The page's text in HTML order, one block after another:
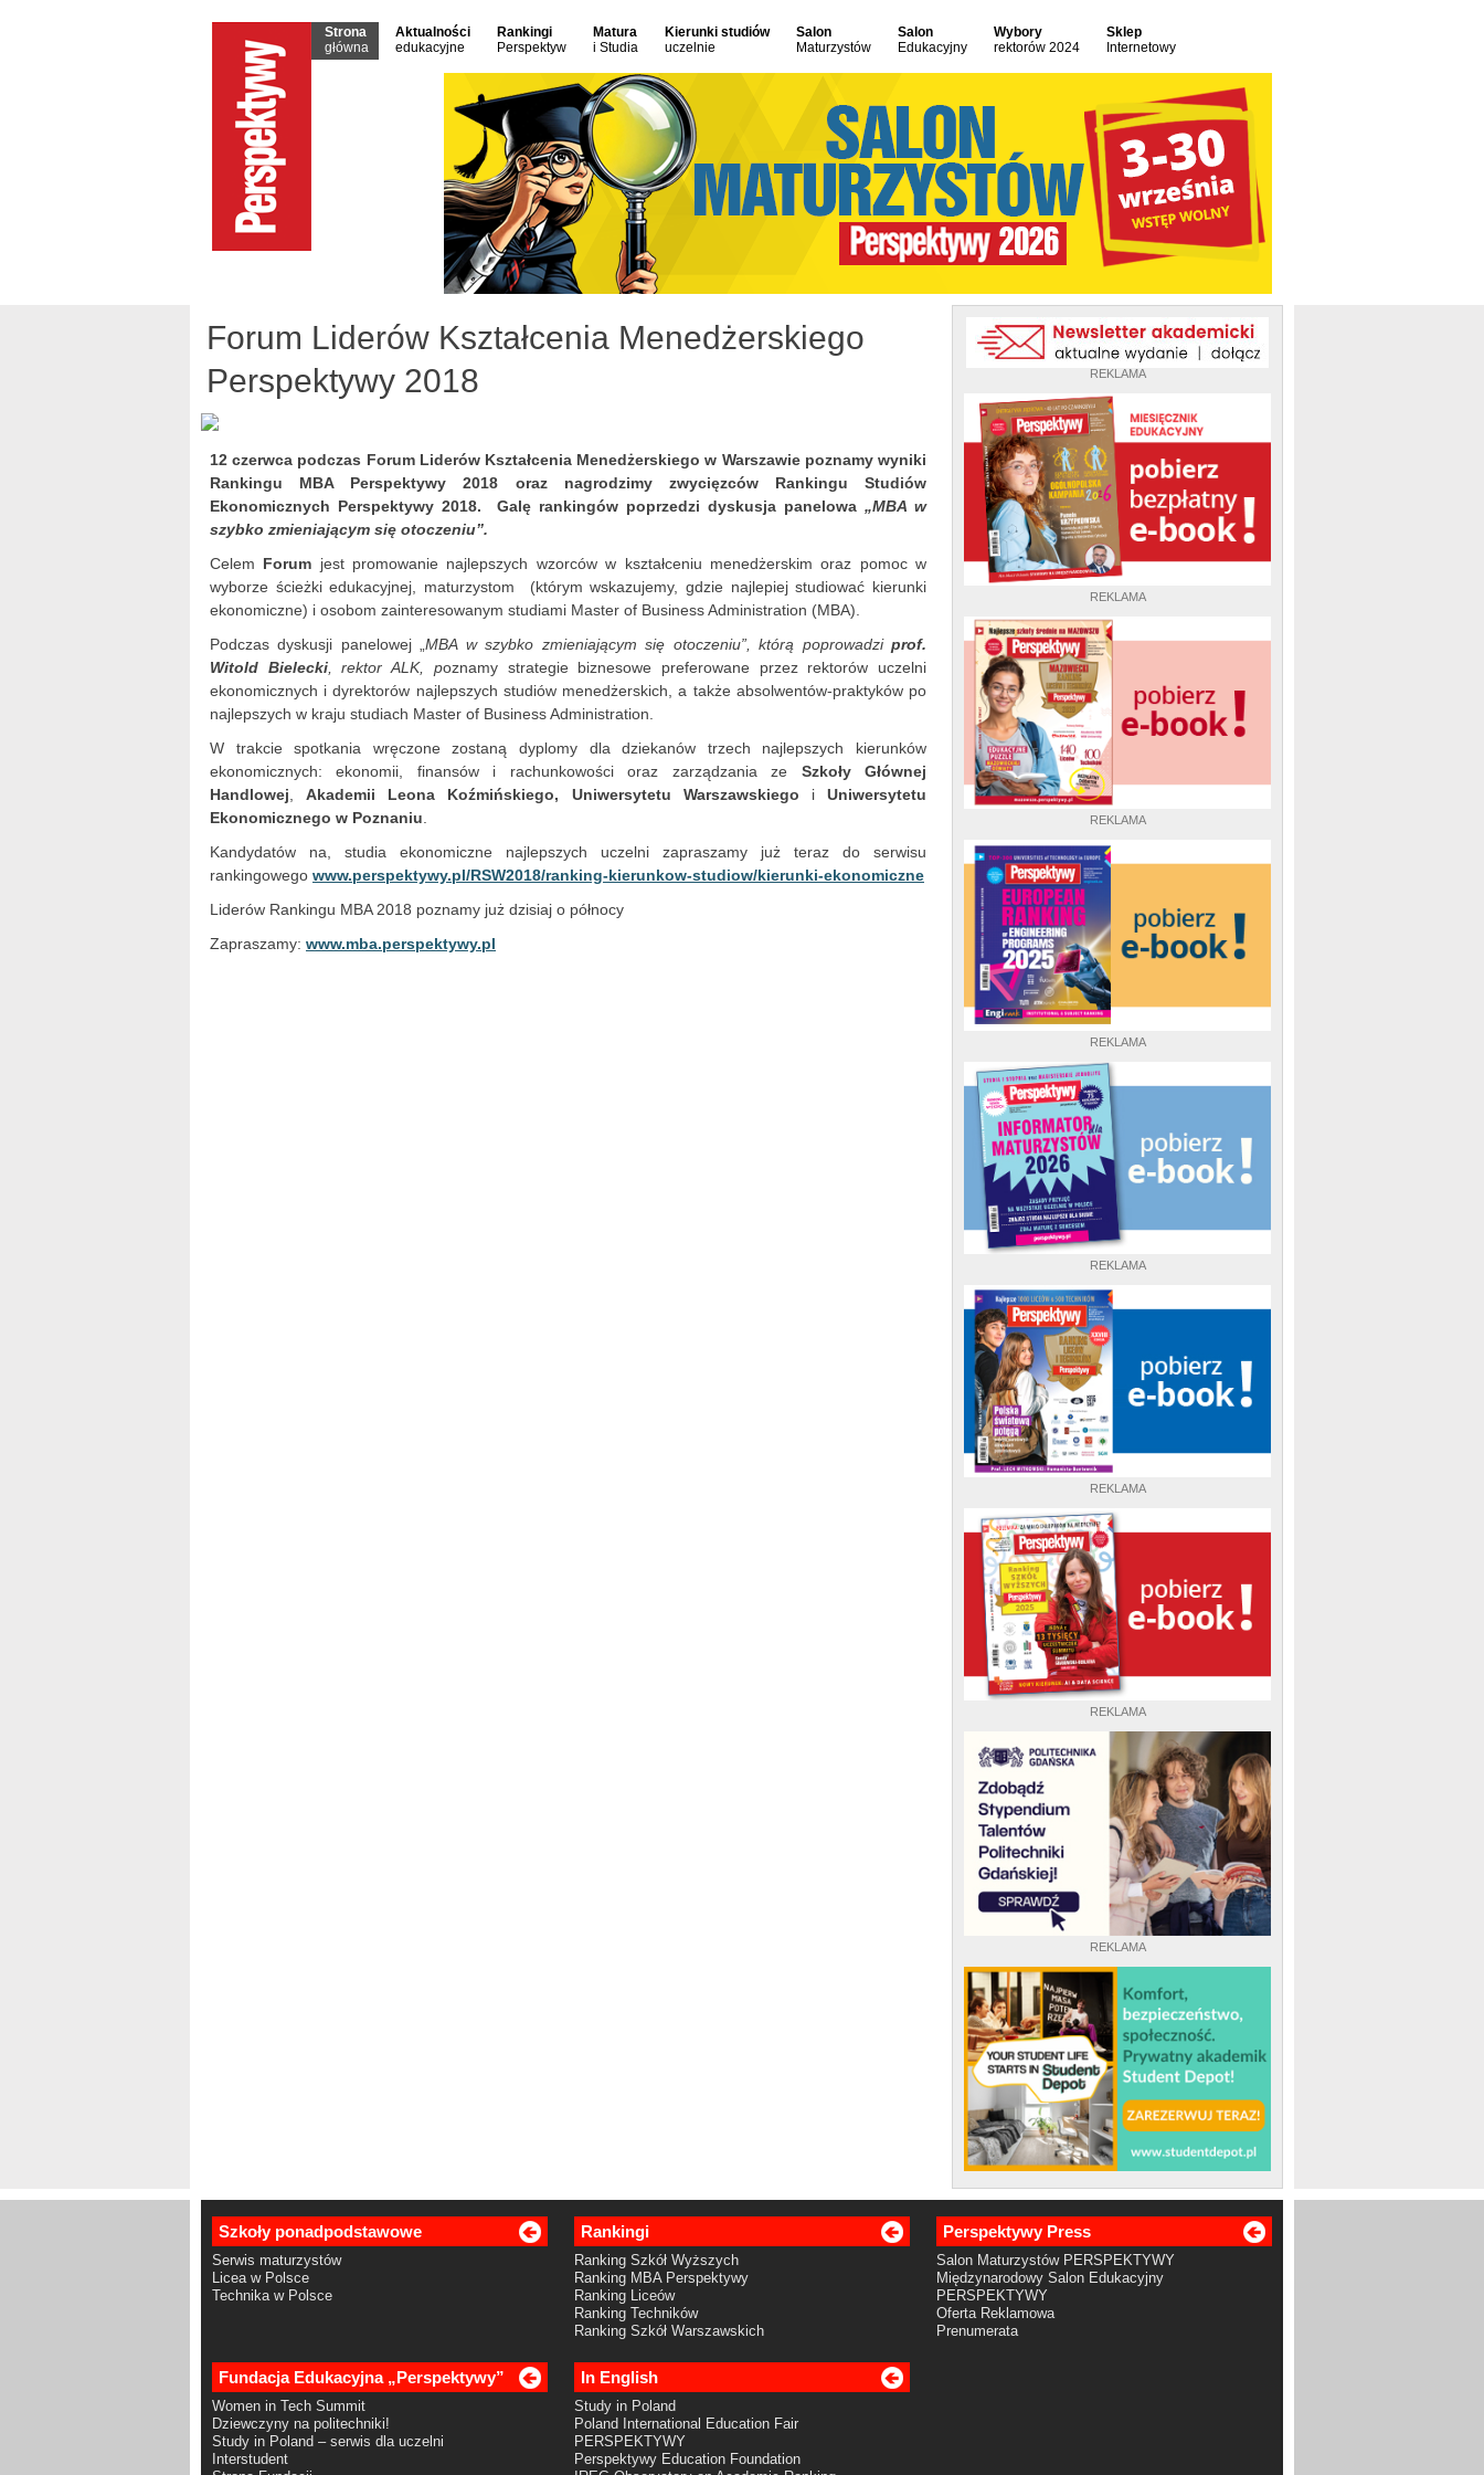
Strona
główna
Aktualności
edukacyjne
Rankingi
Perspektyw
Matura
i Studia
Kierunki studiów
uczelnie
Salon
Maturzystów
Salon
Edukacyjny
Wybory
rektorów 2024
Sklep
Internetowy
REKLAMA
REKLAMA
REKLAMA
REKLAMA
REKLAMA
REKLAMA
REKLAMA
REKLAMA
Forum Liderów Kształcenia Menedżerskiego
Perspektywy 2018
12 czerwca podczas Forum Liderów Kształcenia Menedżerskiego w Warszawie poznamy wyniki
Rankingu MBA Perspektywy 2018 oraz nagrodzimy zwycięzców Rankingu Studiów
Ekonomicznych Perspektywy 2018. Galę rankingów poprzedzi dyskusja panelowa „MBA w
szybko zmieniającym się otoczeniu”.
Celem Forum jest promowanie najlepszych wzorców w kształceniu menedżerskim oraz pomoc w
wyborze ścieżki edukacyjnej, maturzystom (którym wskazujemy, gdzie najlepiej studiować kierunki
ekonomiczne) i osobom zainteresowanym studiami Master of Business Administration (MBA).
Podczas dyskusji panelowej „MBA w szybko zmieniającym się otoczeniu”, którą poprowadziprof.
Witold Bielecki, rektor ALK, poznamy strategie biznesowe preferowane przez rektorów uczelni
ekonomicznych i dyrektorów najlepszych studiów menedżerskich, a także absolwentów-praktyków po
najlepszych w kraju studiach Master of Business Administration.
W trakcie spotkania wręczone zostaną dyplomy dla dziekanów trzech najlepszych kierunków
ekonomicznych: ekonomii, finansów i rachunkowości oraz zarządzania ze Szkoły Głównej
Handlowej ,Akademii Leona Koźmińskiego, Uniwersytetu Warszawskiego iUniwersytetu
Ekonomicznego w Poznaniu
Kandydatów na, studia ekonomiczne najlepszych uczelni zapraszamy już teraz do serwisu
rankingowego www.perspektywy.pl/RSW2018/ranking-kierunkow-studiow/kierunki-ekonomiczne
Liderów Rankingu MBA 2018 poznamy już dzisiaj o północy
Zapraszamy: www.mba.perspektywy.pl
Szkoły ponadpodstawowe
Serwis maturzystów
Licea w Polsce
Technika w Polsce
Rankingi
Ranking Szkół Wyższych
Ranking MBA Perspektywy
Ranking Liceów
Ranking Techników
Ranking Szkół Warszawskich
Perspektywy Press
Salon Maturzystów PERSPEKTYWY
Międzynarodowy Salon Edukacyjny
PERSPEKTYWY
Oferta Reklamowa
Prenumerata
Fundacja Edukacyjna „Perspektywy”
Women in Tech Summit
Dziewczyny na politechniki!
Study in Poland – serwis dla uczelni
Interstudent
In English
Study in Poland
Poland International Education Fair
PERSPEKTYWY
Perspektywy Education Foundation